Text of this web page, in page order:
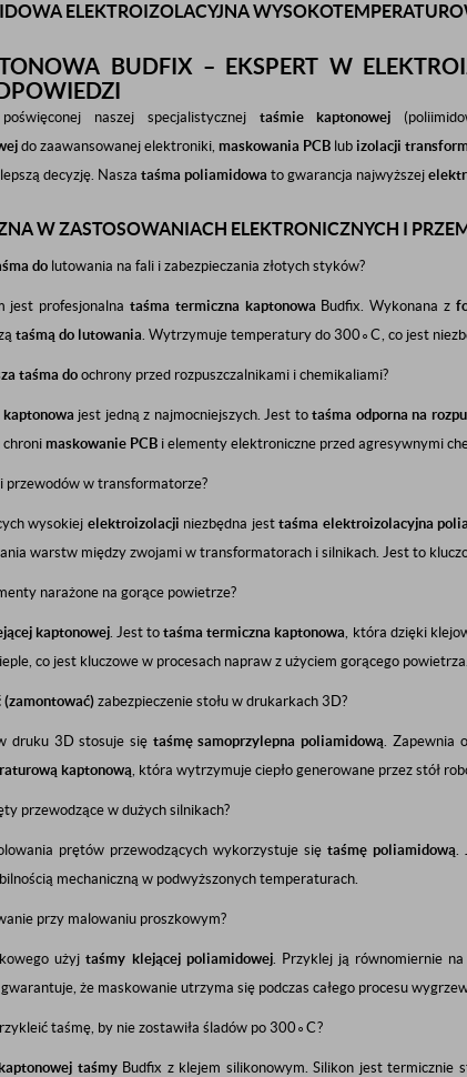
ELEKTROIZOLACYJNA
BUDFIX – EKSPERT W
naszej specjalistycznej taśmie kaptonowej
do zaawansowanej elektroniki, maskowania PCBlub izolacji
decyzję. Nasza taśma poliamidowa to gwarancja najwyższej
W ZASTOSOWANIACH ELEKTRONICZNYCH I
dolutowania na fali i zabezpieczania złotych styków?
jest profesjonalnataśma termiczna kaptonowa Budfix. Wykonana z
taśmą do lutowania. Wytrzymuje temperatury do 300 ∘ C, co jest
taśma doochrony przed rozpuszczalnikami i chemikaliami?
jest jedną z najmocniejszych. Jest totaśma odporna na
chroni maskowanie PCBi elementy elektroniczne przed agresywnymi
przewodów w transformatorze?
wysokiej elektroizolacji niezbędna jesttaśma elektroizolacyjna
warstw między zwojami w transformatorach i silnikach. Jest to
narażone na gorące powietrze?
kaptonowej. Jest totaśma termiczna kaptonowa, która dzięki
co jest kluczowe w procesach napraw z użyciem gorącego powietrza.
zabezpieczenie stołu w drukarkach 3D?
druku 3D stosuje się taśmę samoprzylepna poliamidową. Zapewnia
kaptonową, która wytrzymuje ciepło generowane przez stół
przewodzące w dużych silnikach?
prętów przewodzących wykorzystuje się taśmę poliamidową.
mechaniczną w podwyższonych temperaturach.
przy malowaniu proszkowym?
użyjtaśmy klejącej poliamidowej. Przyklej ją równomiernie
że maskowanie utrzyma się podczas całego procesu
taśmę, by nie zostawiła śladów po 300 ∘ C?
kaptonowej taśmyBudfix z klejem silikonowym. Silikon jest termicznie